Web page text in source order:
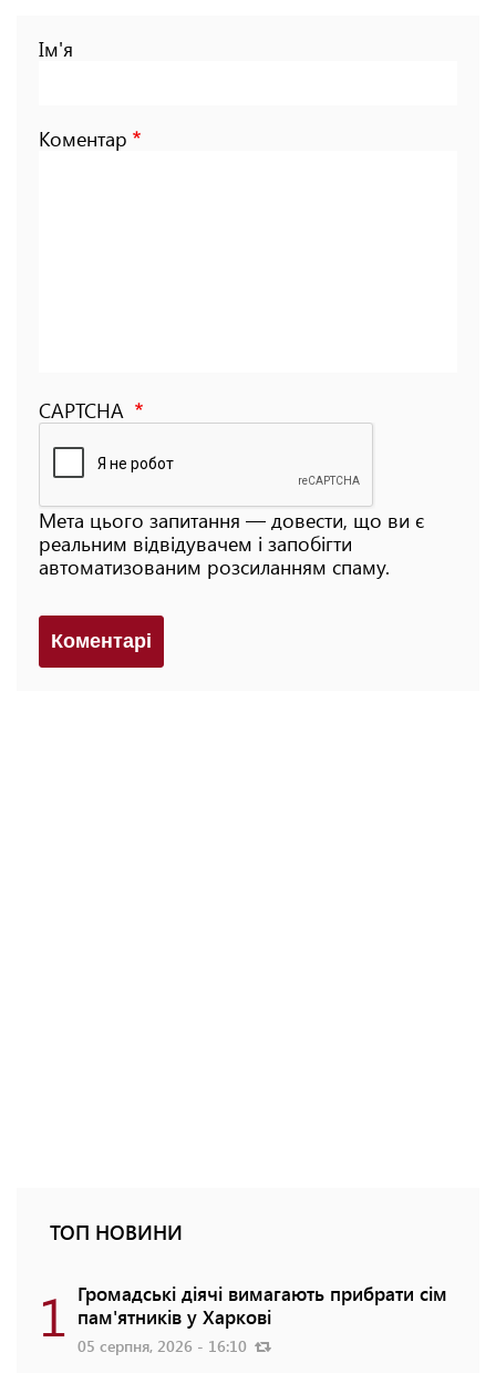
Ім'я
Коментар
CAPTCHA
Мета цього запитання — довести, що ви є
реальним відвідувачем і запобігти
автоматизованим розсиланням спаму.
Коментарi
ТОП НОВИНИ
1 Громадські діячі вимагають прибрати сім
пам'ятників у Харкові
05 серпня, 2026 - 16:10